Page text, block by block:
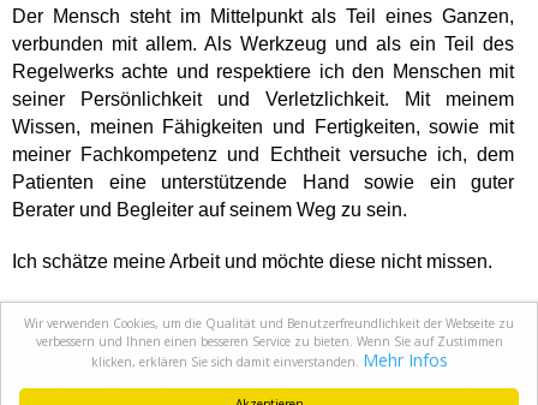
Wir verwenden Cookies, um die Qualität und Benutzerfreundlichkeit der Webseite zu
verbessern und Ihnen einen besseren Service zu bieten. Wenn Sie auf Zustimmen
klicken, erklären Sie sich damit einverstanden. Mehr Infos
Der Mensch steht im Mittelpunkt als Teil eines Ganzen,
verbunden mit allem. Als Werkzeug und als ein Teil des
Regelwerks achte und respektiere ich den Menschen mit
seiner Persönlichkeit und Verletzlichkeit. Mit meinem
Wissen, meinen Fähigkeiten und Fertigkeiten, sowie mit
meiner Fachkompetenz und Echtheit versuche ich, dem
Patienten eine unterstützende Hand sowie ein guter
Berater und Begleiter auf seinem Weg zu sein.
Ich schätze meine Arbeit und möchte diese nicht missen.
Powered by Worldsoft| Home| Kontakt|Blog
Impressum|Datenschutzerklärung| Sitemap|
© 2019 - 2025 Medizinische Massagen Edwards, Alle